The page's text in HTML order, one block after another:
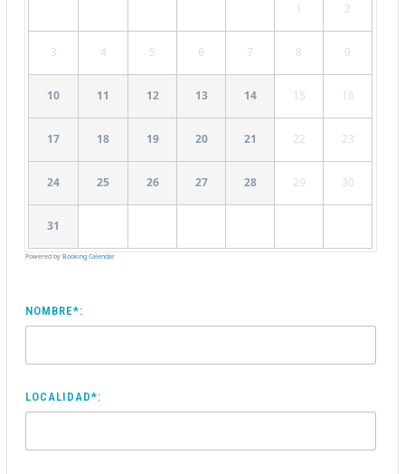
1 2
3 4 5 6 7 8 9
10 11 12 13 14 15 16
17 18 19 20 21 22 23
24 25 26 27 28 29 30
31
Powered byBooking Calendar
NOMBRE*:
LOCALIDAD*: